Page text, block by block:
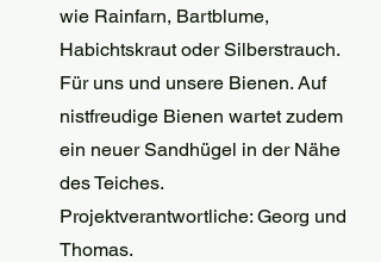
wie Rainfarn, Bartblume,
Habichtskraut oder Silberstrauch.
Für uns und unsere Bienen. Auf
nistfreudige Bienen wartet zudem
ein neuer Sandhügel in der Nähe
des Teiches.
Projektverantwortliche: Georg und
Thomas.